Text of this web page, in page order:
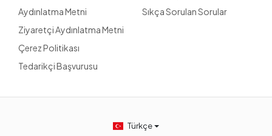
Aydınlatma Metni
Ziyaretçi Aydınlatma Metni
Çerez Politikası
Tedarikçi Başvurusu
Sıkça Sorulan Sorular
Türkçe